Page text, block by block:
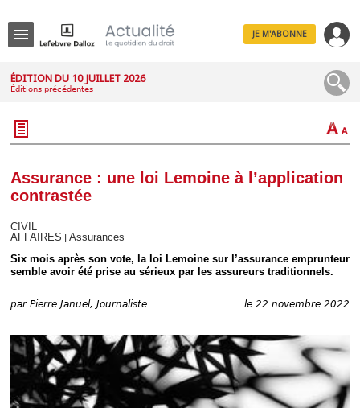
JE M'ABONNE
ÉDITION DU 10 JUILLET 2026
Éditions précédentes
Assurance : une loi Lemoine à l’application
contrastée
CIVIL
AFFAIRES
Assurances
Six mois après son vote, la loi Lemoine sur l’assurance emprunteur
semble avoir été prise au sérieux par les assureurs traditionnels.
par Pierre Januel, Journaliste le 22 novembre 2022